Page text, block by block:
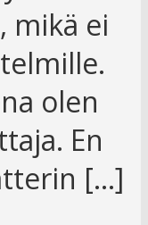
mikä ei
olen
En
[…]